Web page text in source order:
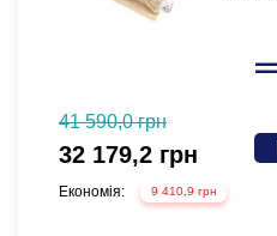
41 590,0 грн
32 179,2 грн
Економія: 9 410,9 грн